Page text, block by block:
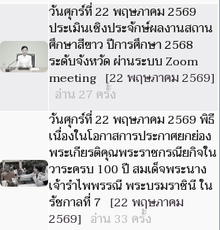
วันศุกร์ที่ 22 พฤษภาคม 2569
ประเมินเชิงประจักษ์ผลงานสถาน
ศึกษาสีขาว ปีการศึกษา 2568
ระดับจังหวัด ผ่านระบบ Zoom
meeting [22 พฤษภาคม 2569]
อ่าน 27 ครั้ง
วันศุกร์ที่ 22 พฤษภาคม 2569 พิธี
เนื่องในโอกาสการประกาศยกย่อง
พระเกียรติคุณพระราชกรณียกิจใน
วาระครบ 100 ปี สมเด็จพระนาง
เจ้ารำไพพรรณี พระบรมราชินี ใน
รัชกาลที่ 7 [22 พฤษภาคม
2569] อ่าน 33 ครั้ง